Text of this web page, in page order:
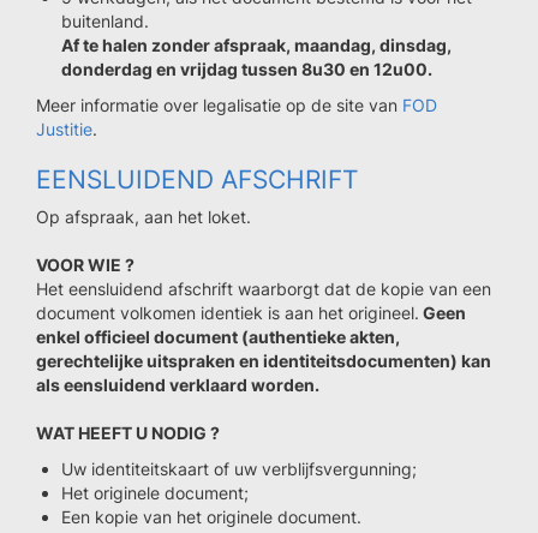
buitenland.
Af te halen zonder afspraak, maandag, dinsdag,
donderdag en vrijdag tussen 8u30 en 12u00.
Meer informatie over legalisatie op de site van FOD
Justitie.
EENSLUIDEND AFSCHRIFT
Op afspraak, aan het loket.
VOOR WIE ?
Het eensluidend afschrift waarborgt dat de kopie van een
document volkomen identiek is aan het origineel. Geen
enkel officieel document (authentieke akten,
gerechtelijke uitspraken en identiteitsdocumenten) kan
als eensluidend verklaard worden.
WAT HEEFT U NODIG ?
Uw identiteitskaart of uw verblijfsvergunning;
Het originele document;
Een kopie van het originele document.